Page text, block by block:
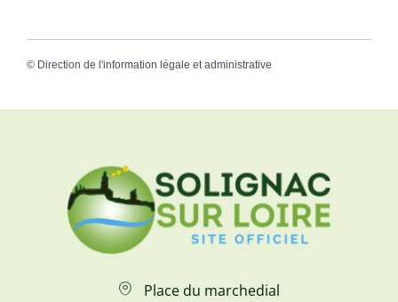
© Direction de l'information légale et administrative
Place du marchedial